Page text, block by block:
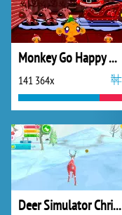
Monkey Go Happy North Pole
141 364x
Deer Simulator Christmas